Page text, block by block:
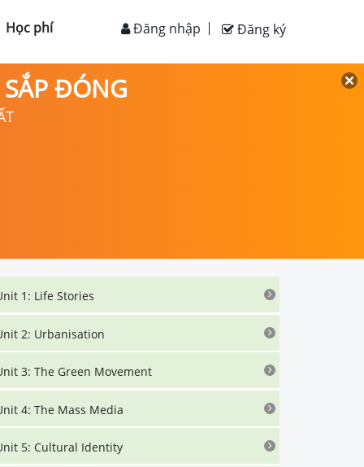
Học phí Đăng ký
Đăng nhập
ĐÓNG
1: Life Stories
2: Urbanisation
3: The Green Movement
4: The Mass Media
5: Cultural Identity